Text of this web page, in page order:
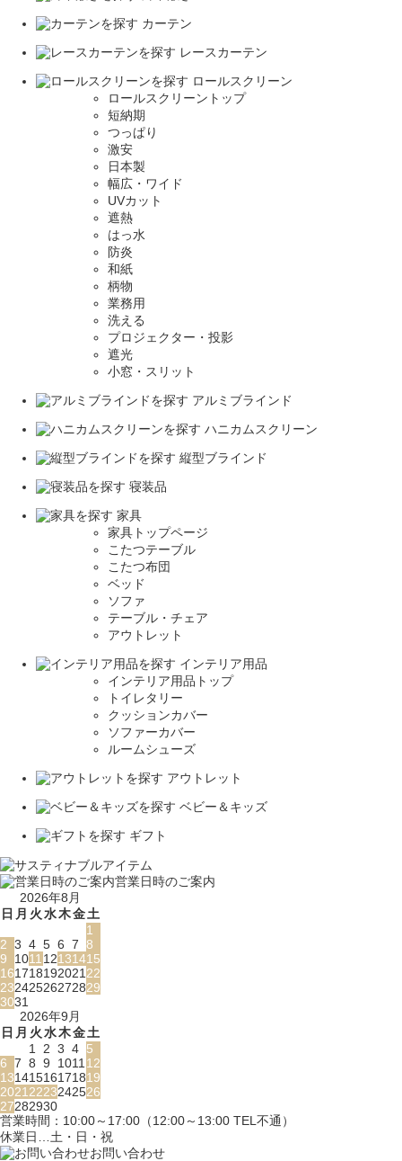
カーテン
レースカーテン
ロールスクリーン
ロールスクリーントップ
短納期
つっぱり
激安
日本製
幅広・ワイド
UVカット
遮熱
はっ水
防炎
和紙
柄物
業務用
洗える
プロジェクター・投影
遮光
小窓・スリット
アルミブラインド
ハニカムスクリーン
縦型ブラインド
寝装品
家具
家具トップページ
こたつテーブル
こたつ布団
ベッド
ソファ
テーブル・チェア
アウトレット
インテリア用品
インテリア用品トップ
トイレタリー
クッションカバー
ソファーカバー
ルームシューズ
アウトレット
ベビー＆キッズ
ギフト
営業日時のご案内
2026年8月
日 月 火水木金土
1
2 3 4 5 6 7 8
9
1011 12131415
161718192021 22
23242526272829
3031
2026年9月
日 月 火水木金土
1
2 3 4 5
6 7 8 9 1011 12
13141516171819
2021 2223242526
27282930
営業時間：10:00～17:00（12:00～13:00 TEL不通）
休業日…土・日・祝
お問い合わせ